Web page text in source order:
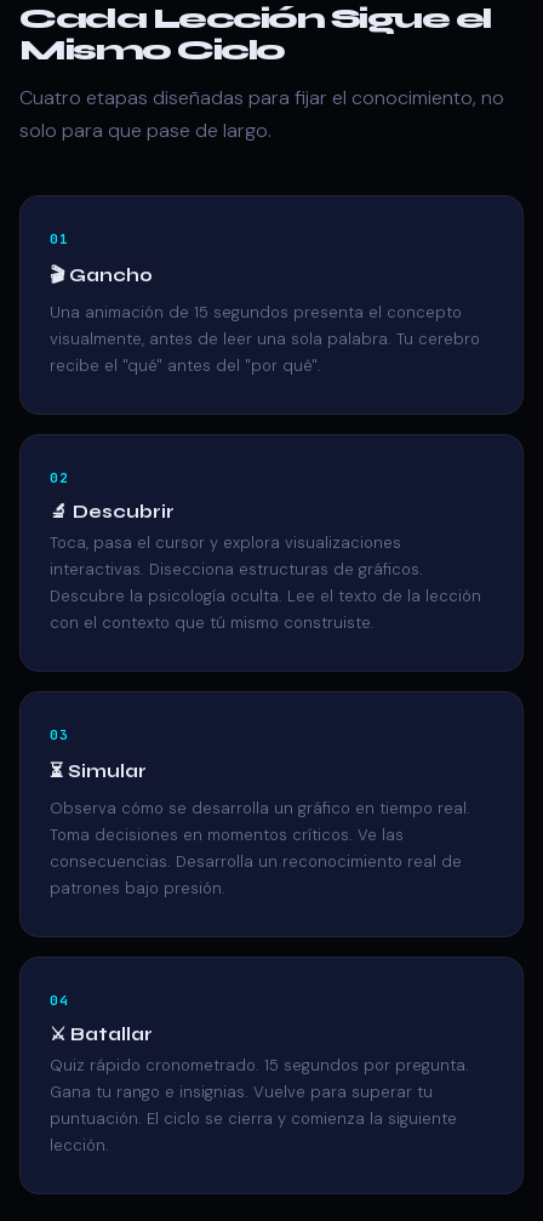
Cada Lección Sigue el
Mismo Ciclo
Cuatro etapas diseñadas para fijar el conocimiento, no
solo para que pase de largo.
🎬 Gancho
Una animación de 15 segundos presenta el concepto
visualmente, antes de leer una sola palabra. Tu cerebro
recibe el "qué" antes del "por qué".
🔬 Descubrir
Toca, pasa el cursor y explora visualizaciones
interactivas. Disecciona estructuras de gráficos.
Descubre la psicología oculta. Lee el texto de la lección
con el contexto que tú mismo construiste.
⏳ Simular
Observa cómo se desarrolla un gráfico en tiempo real.
Toma decisiones en momentos críticos. Ve las
consecuencias. Desarrolla un reconocimiento real de
patrones bajo presión.
⚔️ Batallar
Quiz rápido cronometrado. 15 segundos por pregunta.
Gana tu rango e insignias. Vuelve para superar tu
puntuación. El ciclo se cierra y comienza la siguiente
lección.